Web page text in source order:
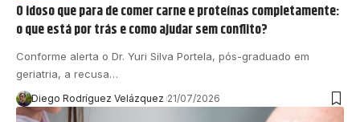
O idoso que para de comer carne e proteínas completamente:
o que está por trás e como ajudar sem conflito?
Conforme alerta o Dr. Yuri Silva Portela, pós-graduado em
geriatria, a recusa…
Diego Rodríguez Velázquez 21/07/2026